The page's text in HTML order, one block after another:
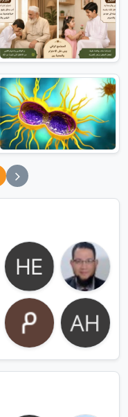
نصائح وثقافة
نصائح وثقافة